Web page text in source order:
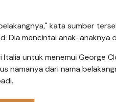
kata sumber
Dia mencintai anak-anaknya
untuk menemui George
namanya dari nama